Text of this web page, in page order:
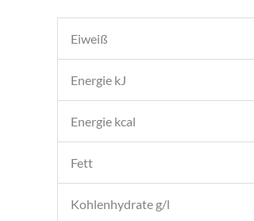
Eiweiß
Energie kJ
Energie kcal
Fett
Kohlenhydrate g/l